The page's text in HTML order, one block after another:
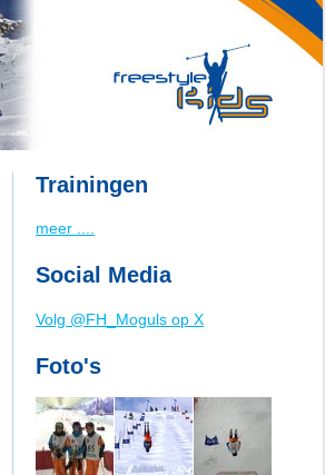
Trainingen
meer ....
Social Media
Volg @FH_Moguls op X
Foto's